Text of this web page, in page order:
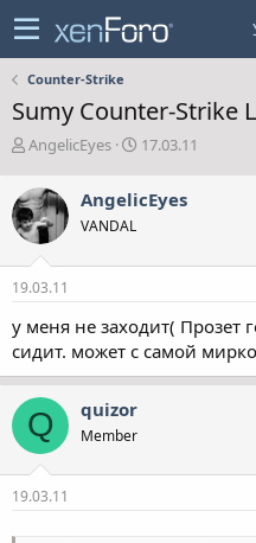
Counter-Strike
Sumy Counter-Strike
А
т
о
р
т
е
м
AngelicEyes
Д
а
в
е
н
н
17.03.11
AngelicEyes
VANDAL
19.03.11
у меня не заходит( Прозет
сидит. может с самой
Q quizor
Member
19.03.11